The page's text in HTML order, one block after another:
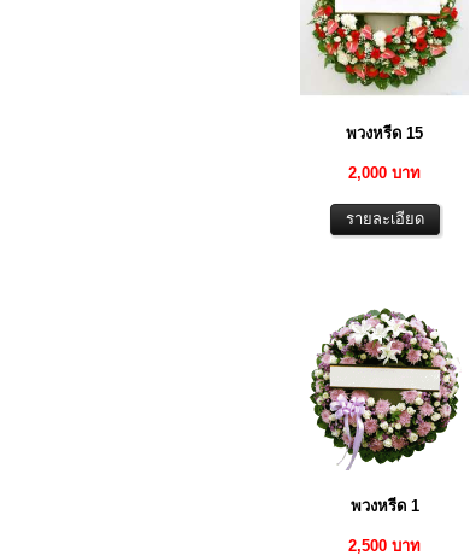
พวงหรีด 15
2,000 บาท
พวงหรีด 1
2,500 บาท